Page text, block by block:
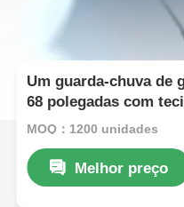
Um guarda-chuva de
68 polegadas com
UV50+ e resistência
MOQ：1200 unidades
Melhor preço